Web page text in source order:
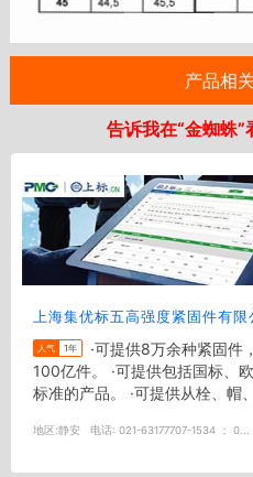
产品相
告诉我在“金蜘蛛
上海集优标五高强度紧固件有限
人气 1年
100亿件。 ·可提供包括国标、欧标、美标、澳标和日标等各类
标准的产品。 ·可提供从栓、帽、垫到钉、销、键等11个大类的
地区: 静安 电话: 021-63177707-1534 ； 0...